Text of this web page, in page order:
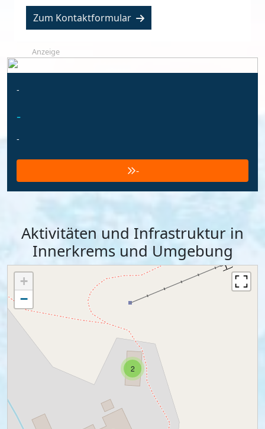
Zum Kontaktformular
Anzeige
-
-
-
-
Aktivitäten und Infrastruktur in
Innerkrems und Umgebung
2
+
−